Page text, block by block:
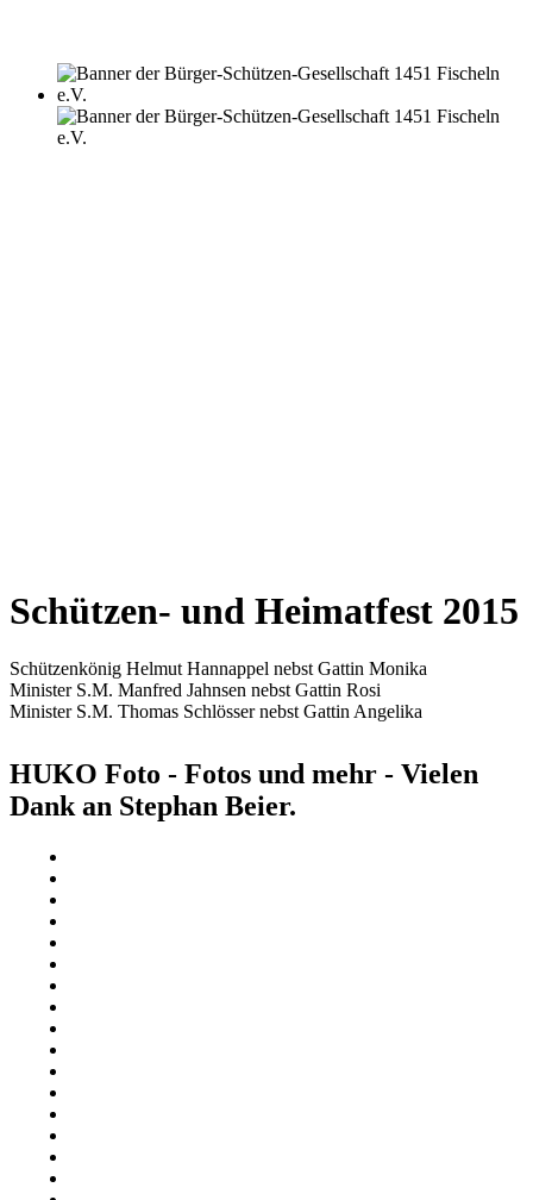
Schützen- und Heimatfest 2015
Schützenkönig Helmut Hannappel nebst Gattin Monika
Minister S.M. Manfred Jahnsen nebst Gattin Rosi
Minister S.M. Thomas Schlösser nebst Gattin Angelika
HUKO Foto - Fotos und mehr - Vielen
Dank an Stephan Beier.